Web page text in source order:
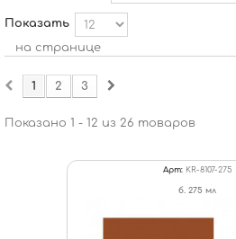
Показать
на странице
1 2 3
Показано 1 - 12 из 26 товаров
Арт: KR-8107-275
б. 275 мл